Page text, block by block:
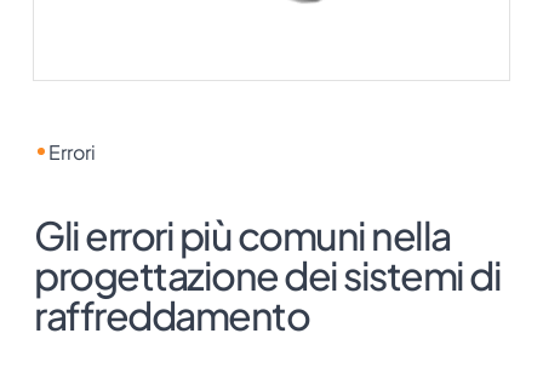
Errori
Gli errori più comuni nella
progettazione dei sistemi di
raffreddamento